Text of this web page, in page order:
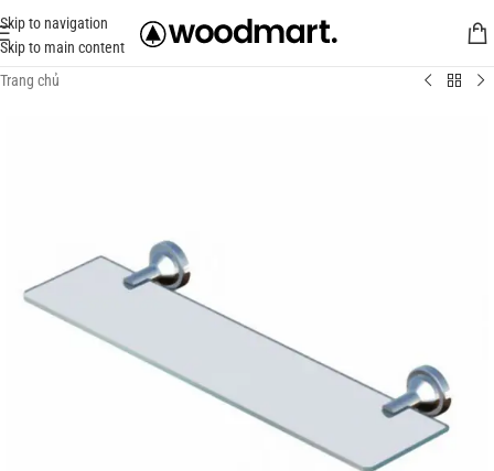
Skip to navigation
Skip to main content
Trang chủ